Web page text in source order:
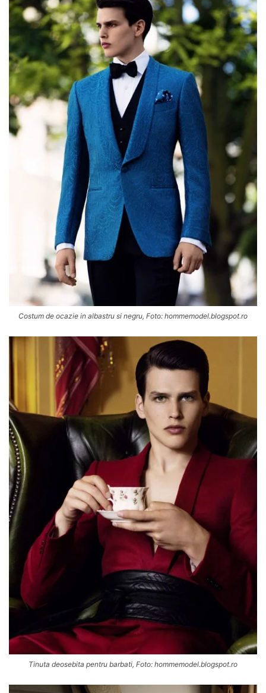
Costum de ocazie in albastru si negru, Foto: hommemodel.blogspot.ro
Tinuta deosebita pentru barbati, Foto: hommemodel.blogspot.ro